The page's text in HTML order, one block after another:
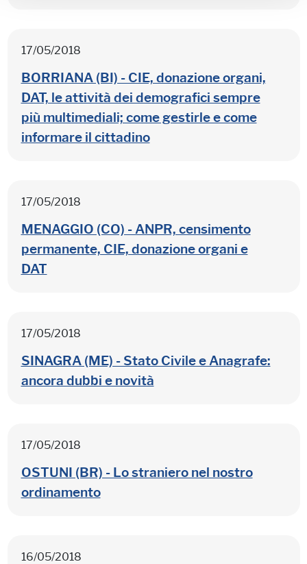
17/05/2018
BORRIANA (BI) - CIE, donazione organi,
DAT, le attività dei demografici sempre
più multimediali; come gestirle e come
informare il cittadino
17/05/2018
MENAGGIO (CO) - ANPR, censimento
permanente, CIE, donazione organi e
DAT
17/05/2018
SINAGRA (ME) - Stato Civile e Anagrafe:
ancora dubbi e novità
17/05/2018
OSTUNI (BR) - Lo straniero nel nostro
ordinamento
16/05/2018